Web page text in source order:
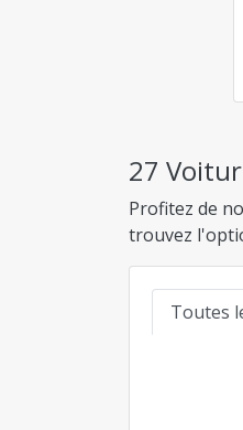
27
Profitez de
trouvez
Toutes